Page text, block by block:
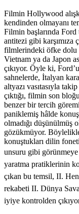
Filmin Hollywood
kendinden olmayanı
Filmin başlarında
antitezi gibi karşımıza
filmlerindeki öfke dolu
Vietnam ya da Japon
çıkıyor. Öyle ki,
sahnelerde, İtalyan
altyazı vasıtasıyla
çıktığı, filmin son
benzer bir tercih
paniklemiş hâlde
olmadığı düşünülmüş
gözükmüyor.
konuştukları dilin
unsuru gibi görünmeye
yaratma pratiklerinin
çıkan bu temsil, II.
rekabeti II. Dünya
iyiye kontrolden